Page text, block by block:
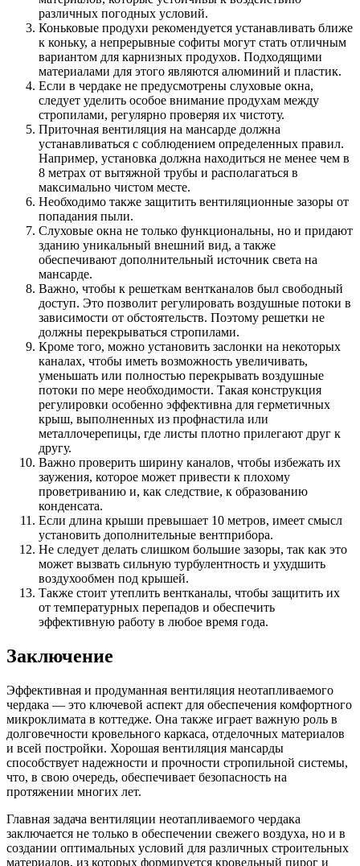
различных погодных условий.
Коньковые продухи рекомендуется устанавливать ближе
к коньку, а непрерывные софиты могут стать отличным
вариантом для карнизных продухов. Подходящими
материалами для этого являются алюминий и пластик.
Если в чердаке не предусмотрены слуховые окна,
следует уделить особое внимание продухам между
стропилами, регулярно проверяя их чистоту.
Приточная вентиляция на мансарде должна
устанавливаться с соблюдением определенных правил.
Например, установка должна находиться не менее чем в
8 метрах от вытяжной трубы и располагаться в
максимально чистом месте.
Необходимо также защитить вентиляционные зазоры от
попадания пыли.
Слуховые окна не только функциональны, но и придают
зданию уникальный внешний вид, а также
обеспечивают дополнительный источник света на
мансарде.
Важно, чтобы к решеткам вентканалов был свободный
доступ. Это позволит регулировать воздушные потоки в
зависимости от обстоятельств. Поэтому решетки не
должны перекрываться стропилами.
Кроме того, можно установить заслонки на некоторых
каналах, чтобы иметь возможность увеличивать,
уменьшать или полностью перекрывать воздушные
потоки по мере необходимости. Такая конструкция
регулировки особенно эффективна для герметичных
крыш, выполненных из профнастила или
металлочерепицы, где листы плотно прилегают друг к
другу.
Важно проверить ширину каналов, чтобы избежать их
заужения, которое может привести к плохому
проветриванию и, как следствие, к образованию
конденсата.
Если длина крыши превышает 10 метров, имеет смысл
установить дополнительные вентприбора.
Не следует делать слишком большие зазоры, так как это
может вызвать сильную турбулентность и ухудшить
воздухообмен под крышей.
Также стоит утеплить вентканалы, чтобы защитить их
от температурных перепадов и обеспечить
эффективную работу в любое время года.
Заключение
Эффективная и продуманная вентиляция неотапливаемого
чердака — это ключевой аспект для обеспечения комфортного
микроклимата в коттедже. Она также играет важную роль в
долговечности кровельного каркаса, отделочных материалов
и всей постройки. Хорошая вентиляция мансарды
способствует надежности и прочности стропильной системы,
что, в свою очередь, обеспечивает безопасность на
протяжении многих лет.
Главная задача вентиляции неотапливаемого чердака
заключается не только в обеспечении свежего воздуха, но и в
создании оптимальных условий для различных строительных
материалов, из которых формируется кровельный пирог и